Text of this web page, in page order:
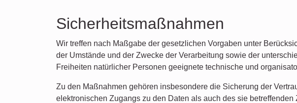
Sicherheitsmaßnahmen
Wir treffen nach Maßgabe der gesetzlichen Vorgaben unter
der Umstände und der Zwecke der Verarbeitung sowie der
Freiheiten natürlicher Personen geeignete technische und
Zu den Maßnahmen gehören insbesondere die Sicherung der
elektronischen Zugangs zu den Daten als auch des sie